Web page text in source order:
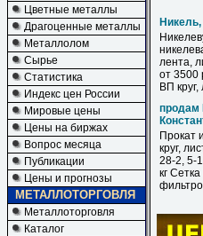
Цветные металлы
Драгоценные металлы
Металлолом
Сырье
Статистика
Индекс цен России
Мировые цены
Цены на биржах
Вопрос месяца
Публикации
Цены и прогнозы
МЕТАЛЛОТОРГОВЛЯ
Металлоторговля
Каталог
лента,
от 3500
ВП
продам
Прокат
круг,
28-2, 5-
кг